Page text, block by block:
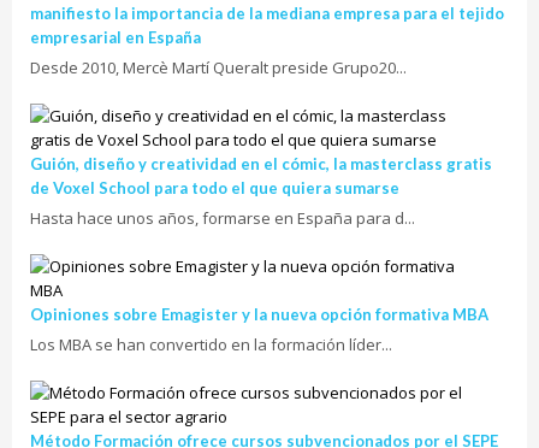
manifiesto la importancia de la mediana empresa para el tejido
empresarial en España
Desde 2010, Mercè Martí Queralt preside Grupo20...
Guión, diseño y creatividad en el cómic, la masterclass gratis
de Voxel School para todo el que quiera sumarse
Hasta hace unos años, formarse en España para d...
Opiniones sobre Emagister y la nueva opción formativa MBA
Los MBA se han convertido en la formación líder...
Método Formación ofrece cursos subvencionados por el SEPE